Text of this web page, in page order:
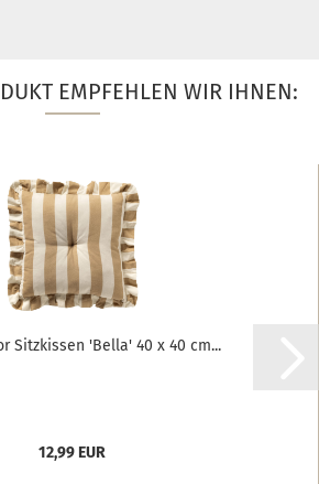
EMPFEHLEN WIR IHNEN:
Sitzkissen 'Bella' 40 x 40 cm...
12,99 EUR